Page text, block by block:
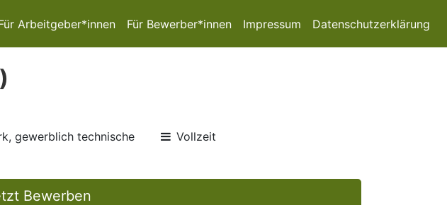
Arbeitgeber*innen Für Bewerber*innen Impressum Datenschutzerklärung
gewerblich technische
Vollzeit
Bewerben